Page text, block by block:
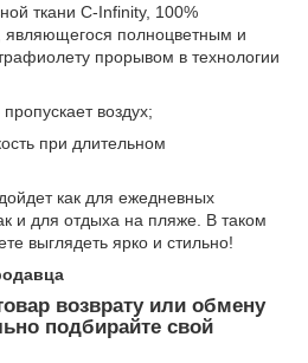
ткани С-Infinity, 100%
являющегося полноцветным и
прорывом в технологии
воздух;
при длительном
как для ежедневных
и для отдыха на пляже. В таком
выглядеть ярко и стильно!
одавца
возврату или обмену
подбирайте свой